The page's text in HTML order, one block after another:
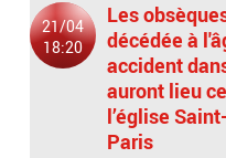
21/04
18:20
Les
décédée à
accident
auront lieu
l’église
Paris